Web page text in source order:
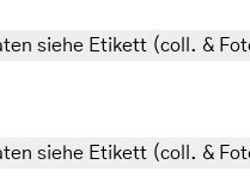
siehe Etikett (coll. &
siehe Etikett (coll. &